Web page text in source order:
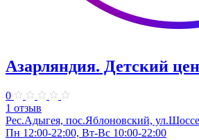
Азарляндия. ​Детский
0
1 отзыв
Рес.Адыгея, пос.Яблоновский,
Пн 12:00-22:00, Вт-Вс 10:00-22:00